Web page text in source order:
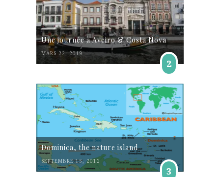
Une journée à Aveiro & Costa Nova
MARS 22, 2019
2
Dominica, the nature island
SEPTEMBRE 15, 2012
3